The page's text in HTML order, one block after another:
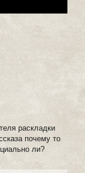
раскладки
почему то
ли?